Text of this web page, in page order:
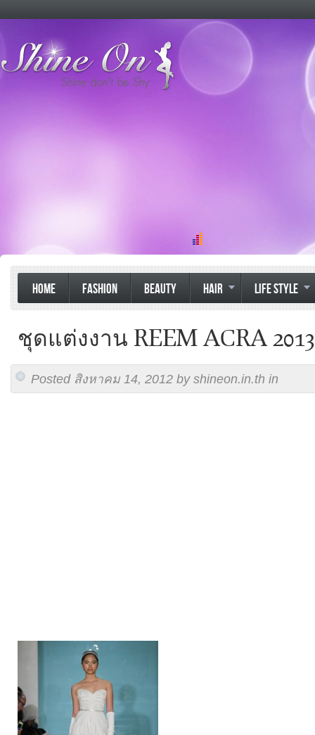
HOME FASHION BEAUTY HAIR LIFE STYLE
ชุดแต่งงาน REEM ACRA 2013
Posted สิงหาคม 14, 2012 by shineon.in.th in